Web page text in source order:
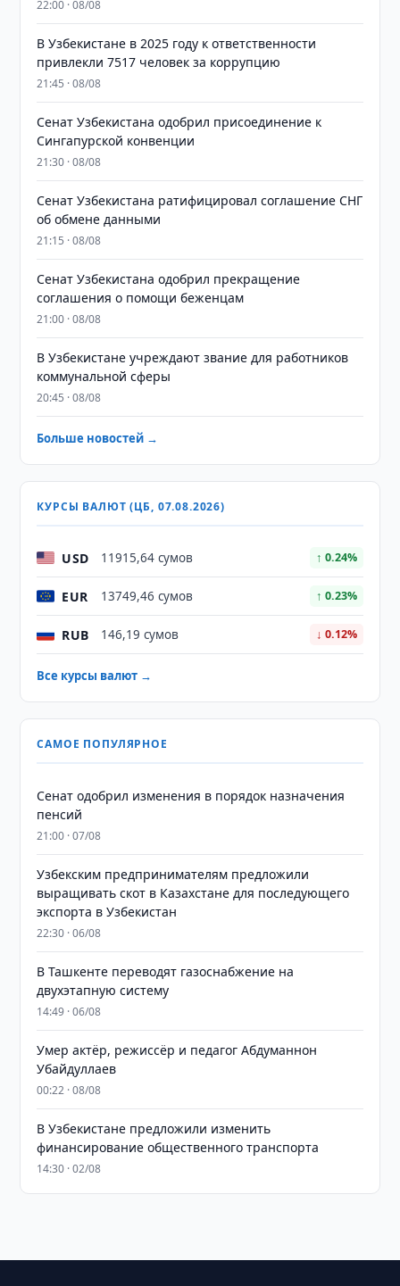
22:00 · 08/08
В Узбекистане в 2025 году к ответственности
привлекли 7517 человек за коррупцию
21:45 · 08/08
Сенат Узбекистана одобрил присоединение к
Сингапурской конвенции
21:30 · 08/08
Сенат Узбекистана ратифицировал соглашение СНГ
об обмене данными
21:15 · 08/08
Сенат Узбекистана одобрил прекращение
соглашения о помощи беженцам
21:00 · 08/08
В Узбекистане учреждают звание для работников
коммунальной сферы
20:45 · 08/08
Больше новостей →
КУРСЫ ВАЛЮТ (ЦБ, 07.08.2026)
USD 11915,64 сумов ↑ 0.24%
EUR 13749,46 сумов ↑ 0.23%
RUB 146,19 сумов ↓ 0.12%
Все курсы валют →
САМОЕ ПОПУЛЯРНОЕ
Сенат одобрил изменения в порядок назначения
пенсий
21:00 · 07/08
Узбекским предпринимателям предложили
выращивать скот в Казахстане для последующего
экспорта в Узбекистан
22:30 · 06/08
В Ташкенте переводят газоснабжение на
двухэтапную систему
14:49 · 06/08
Умер актёр, режиссёр и педагог Абдуманнон
Убайдуллаев
00:22 · 08/08
В Узбекистане предложили изменить
финансирование общественного транспорта
14:30 · 02/08